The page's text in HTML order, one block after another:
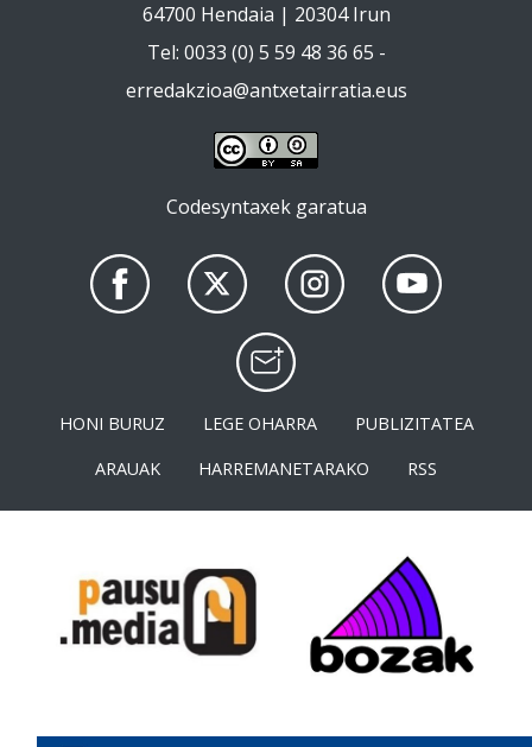
64700 Hendaia | 20304 Irun
Tel: 0033 (0) 5 59 48 36 65 -
erredakzioa@antxetairratia.eus
Codesyntaxek garatua
HONI BURUZ LEGE OHARRA
PUBLIZITATEA
ARAUAK
HARREMANETARAKO RSS